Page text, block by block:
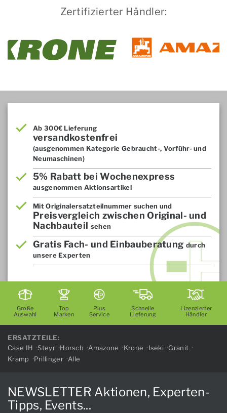
Zertifizierter Händler:
Ab 300€ Lieferung
versandkostenfrei
(ausgenommen Kategorie Gebraucht-, Vorführ- und
Neumaschinen)
5% Rabatt bei Wochenexpress
ausgenommen Aktionsartikel
Mit Originalersatzteilnummer suchen und
Preisvergleich zwischen Original- und
Nachbauteil sehen
Gratis Fach- und Einbauberatung durch
unsere Experten
Große
Auswahl
Top
Marken
Plus
Service
Schnelle
Lieferung
Lizenzierter
Händler
ERSATZTEILE:
Case IH
Steyr Horsch Amazone Krone Iseki
Granit
Kramp
Prillinger Alle
NEWSLETTER Aktionen, Experten-
Tipps, Events...